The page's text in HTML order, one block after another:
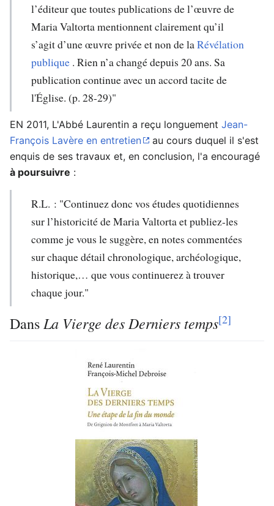
l’éditeur que toutes publications de l’œuvre de
Maria Valtorta mentionnent clairement qu’il
s’agit d’une œuvre privée et non de laRévélation
publique . Rien n’a changé depuis 20 ans. Sa
publication continue avec un accord tacite de
l'Église. (p. 28-29)"
EN 2011, L'Abbé Laurentin a reçu longuement Jean-
François Lavère en entretien
au cours duquel il s'est
enquis de ses travaux et, en conclusion, l'a encouragé
à poursuivre :
R.L. : "Continuez donc vos études quotidiennes
sur l’historicité de Maria Valtorta et publiez-les
comme je vous le suggère, en notes commentées
sur chaque détail chronologique, archéologique,
historique,… que vous continuerez à trouver
chaque jour."
Dans La Vierge des Derniers temps[2]